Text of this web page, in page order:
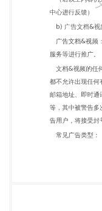
告：关键字、软文
文档以推销产品\
来表现、宣传产品
对产品、服务进
何联系方式。 （
题，请前往文库投
质文档：文档的
读。 常见低质类